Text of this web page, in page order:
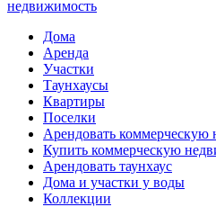
недвижимость
Дома
Аренда
Участки
Таунхаусы
Квартиры
Поселки
Арендовать коммерческую
Купить коммерческую
Арендовать таунхаус
Дома и участки у воды
Коллекции